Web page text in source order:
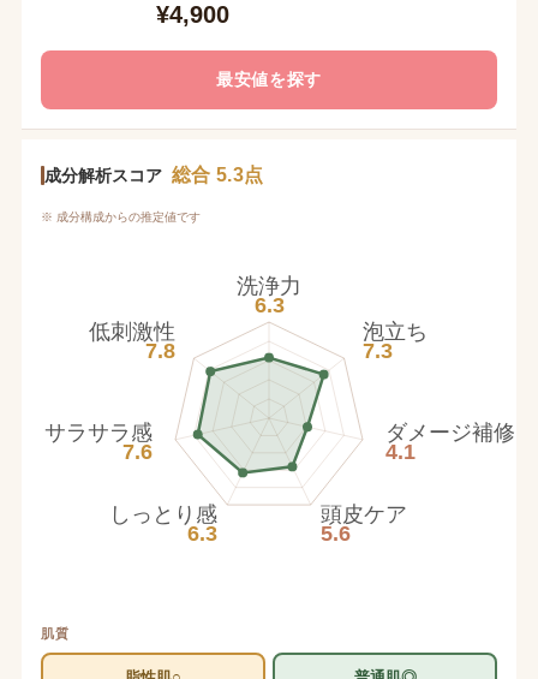
¥4,900
最安値を探す
成分解析スコア 総合 5.3点
※ 成分構成からの推定値です
洗浄力
6.3
泡立ち
7.3
ダメージ補修
4.1
頭皮ケア
5.6
しっとり感
6.3
サラサラ感
7.6
低刺激性
7.8
肌質